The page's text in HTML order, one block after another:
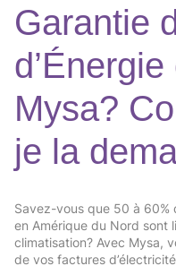
Garantie
d’Énergie
Mysa?
je la
Savez-vous que 50 à 60%
en Amérique du Nord sont
climatisation? Avec Mysa,
de vos factures